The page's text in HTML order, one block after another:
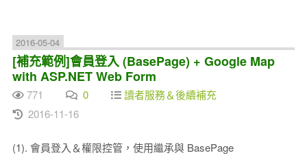
2016-05-04
[補充範例]會員登入 (BasePage) + Google Map
with ASP.NET Web Form
771 0
讀者服務＆後續補充
2016-11-16
(1). 會員登入＆權限控管，使用繼承與 BasePage